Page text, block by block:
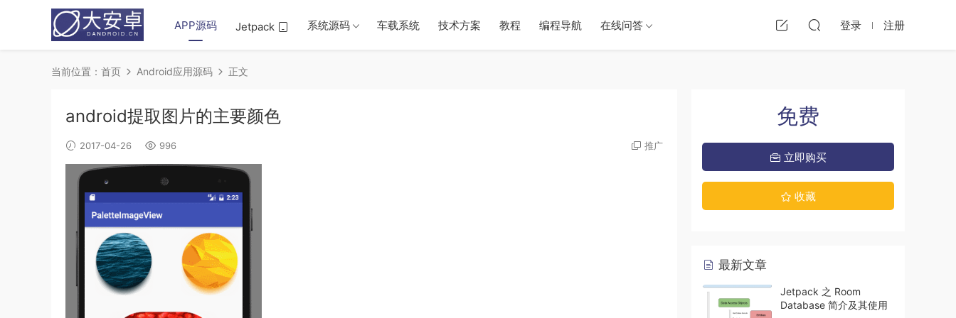
APP源码 Jetpack 系统源码 车载系统 技术方案 教程 编程导航 在线问答 登录 注册
当前位置： 首页 Android应用源码 正文
android提取图片的主要颜色
2017-04-26 996 推广
免费
立即购买
收藏
最新文章
Jetpack 之 Room
Database 简介及其使用